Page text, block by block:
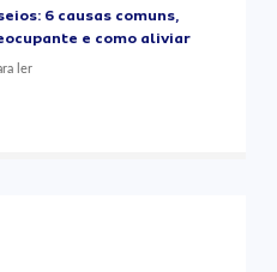
6 causas comuns,
e como aliviar
ler